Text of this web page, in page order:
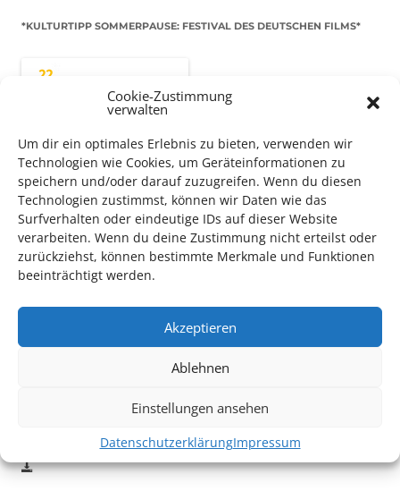
Cookie-Zustimmung
verwalten
Um dir ein optimales Erlebnis zu bieten, verwenden wir
Technologien wie Cookies, um Geräteinformationen zu
speichern und/oder darauf zuzugreifen. Wenn du diesen
Technologien zustimmst, können wir Daten wie das
Surfverhalten oder eindeutige IDs auf dieser Website
verarbeiten. Wenn du deine Zustimmung nicht erteilst oder
zurückziehst, können bestimmte Merkmale und Funktionen
beeinträchtigt werden.
Akzeptieren
Ablehnen
Einstellungen ansehen
DatenschutzerklärungImpressum
*KULTURTIPP SOMMERPAUSE: FESTIVAL DES DEUTSCHEN FILMS*
Auch dieses Jahr findet wieder dasFestival des deutschen
Filmsin Ludwigshafen statt.
Minuten vor Beginn des Films und solange der Vorrat reicht!
Weitere Details zum Festival finden Sie